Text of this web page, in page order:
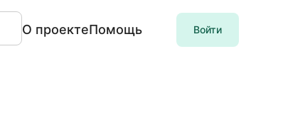
О проектеПомощь Войти